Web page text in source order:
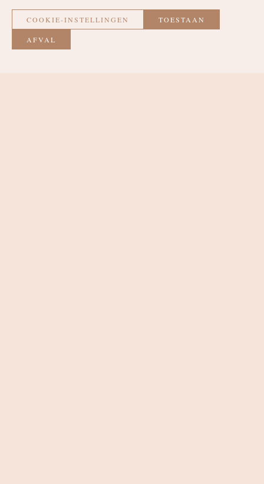
Locatie:Abdij van Stavelot & Cultureel Centrum van
Trois-Ponts
COOKIE-INSTELLINGEN TOESTAAN
AFVAL